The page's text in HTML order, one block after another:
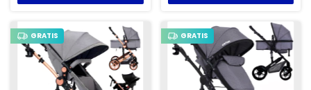
GRATIS GRATIS